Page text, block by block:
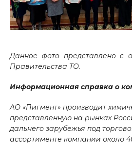
Данное фото представлено с
Правительства ТО.
Информационная справка о
АО «Пигмент» производит
представленную на рынках
дальнего зарубежья под
ассортименте компании около